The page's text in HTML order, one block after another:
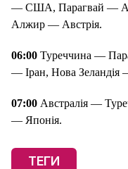
— США, Парагвай —
Алжир — Австрія.
06:00 Туреччина —
— Іран, Нова Зеландія
07:00 Австралія —
— Японія.
ТЕГИ